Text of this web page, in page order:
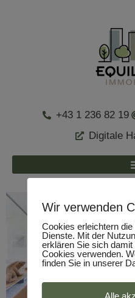
+43 1 236 82 19
Digitale
Wir verwenden
Cookies erleichtern
Dienste. Mit der
erklären Sie sich
Cookies verwenden.
finden Sie in unserer
Alle